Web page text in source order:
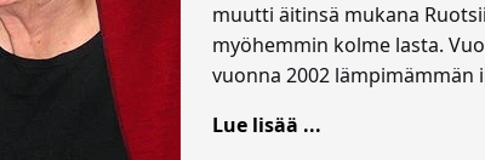
muutti äitinsä mukana
myöhemmin kolme lasta.
vuonna 2002 lämpimämmän
Lue lisää ...